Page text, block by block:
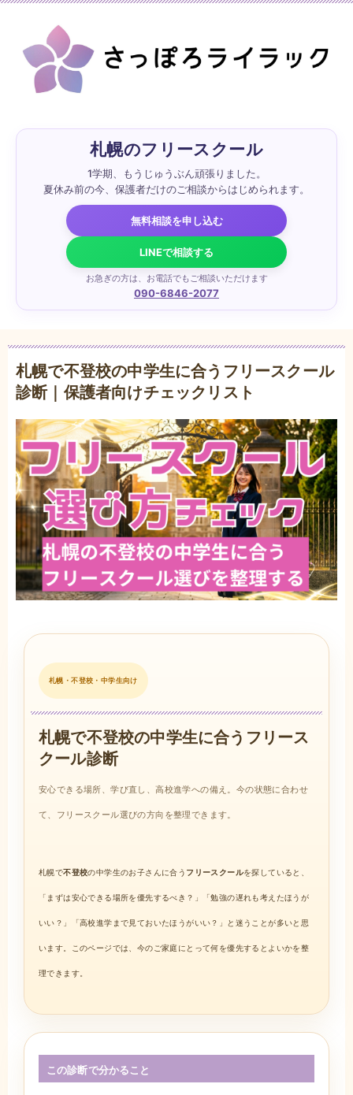
札幌のフリースクール
1学期、もうじゅうぶん頑張りました。
夏休み前の今、保護者だけのご相談からはじめられます。
無料相談を申し込む
LINEで相談する
お急ぎの方は、お電話でもご相談いただけます
090-6846-2077
札幌で不登校の中学生に合うフリースクール
診断｜保護者向けチェックリスト
札幌・不登校・中学生向け
札幌で不登校の中学生に合うフリース
クール診断
安心できる場所、学び直し、高校進学への備え。今の状態に合わせ
て、フリースクール選びの方向を整理できます。
札幌で不登校の中学生のお子さんに合う フリースクールを探していると、
「まずは安心できる場所を優先するべき？」「勉強の遅れも考えたほうが
いい？」「高校進学まで見ておいたほうがいい？」と迷うことが多いと思
います。このページでは、今のご家庭にとって何を優先するとよいかを整
理できます。
この診断で分かること